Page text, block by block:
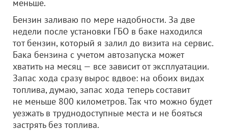
меньше.
Бензин заливаю по мере надобности. За две
недели после установки ГБО в баке находился
тот бензин, который я залил до визита на сервис.
Бака бензина с учетом автозапуска может
хватить на месяц — все зависит от эксплуатации.
Запас хода сразу вырос вдвое: на обоих видах
топлива, думаю, запас хода теперь составит
не меньше 800 километров. Так что можно будет
уезжать в труднодоступные места и не бояться
застрять без топлива.